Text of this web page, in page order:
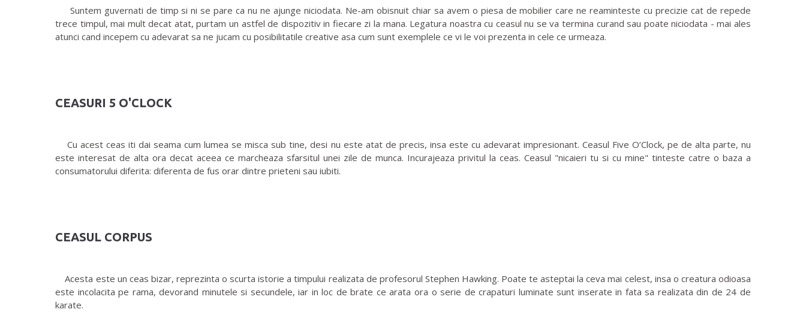
Suntem guvernati de timp si ni se pare ca nu ne ajunge niciodata. Ne-am obisnuit chiar sa avem o piesa de mobilier care ne reaminteste cu precizie cat de repede
trece timpul, mai mult decat atat, purtam un astfel de dispozitiv in fiecare zi la mana. Legatura noastra cu ceasul nu se va termina curand sau poate niciodata - mai ales
atunci cand incepem cu adevarat sa ne jucam cu posibilitatile creative asa cum sunt exemplele ce vi le voi prezenta in cele ce urmeaza.
CEASURI 5 O'CLOCK
Cu acest ceas iti dai seama cum lumea se misca sub tine, desi nu este atat de precis, insa este cu adevarat impresionant. Ceasul Five O’Clock, pe de alta parte, nu
este interesat de alta ora decat aceea ce marcheaza sfarsitul unei zile de munca. Incurajeaza privitul la ceas. Ceasul "nicaieri tu si cu mine" tinteste catre o baza a
consumatorului diferita: diferenta de fus orar dintre prieteni sau iubiti.
CEASUL CORPUS
Acesta este un ceas bizar, reprezinta o scurta istorie a timpului realizata de profesorul Stephen Hawking. Poate te asteptai la ceva mai celest, insa o creatura odioasa
este incolacita pe rama, devorand minutele si secundele, iar in loc de brate ce arata ora o serie de crapaturi luminate sunt inserate in fata sa realizata din de 24 de
karate.